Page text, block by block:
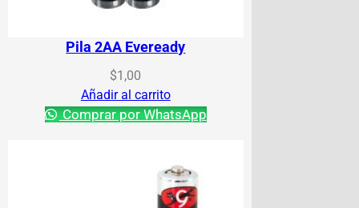
Pila 2AA Eveready
$1,00
Añadir al carrito
Comprar por WhatsApp